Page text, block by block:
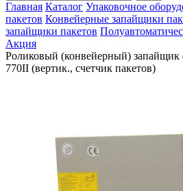
Главная Каталог Упаковочное
пакетов Конвейерные запайщики
запайщики пакетов
Акция
Роликовый (конвейерный) запайщик
770II (вертик., счетчик пакетов)